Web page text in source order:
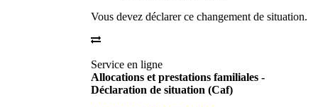
Vous devez déclarer ce changement de situation.
Service en ligne
Allocations et prestations familiales -
Déclaration de situation (Caf)